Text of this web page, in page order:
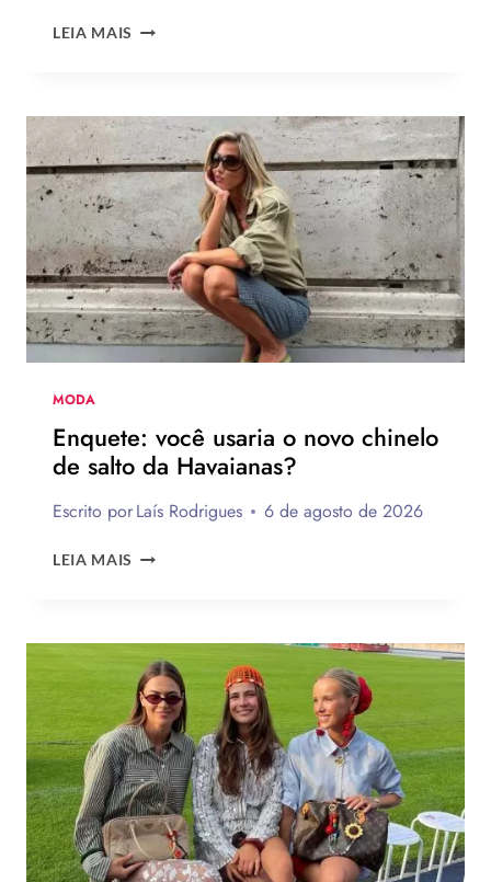
LEIA MAIS
BRANCAS
DECORADAS
FÁCEIS
DE
FAZER
MODA
Enquete: você usaria o novo chinelo
de salto da Havaianas?
Escrito porLaís Rodrigues 6 de agosto de 2026
LEIA MAIS ENQUETE:
NOVO
CHINELO
DE
SALTO
DA
HAVAIANAS?